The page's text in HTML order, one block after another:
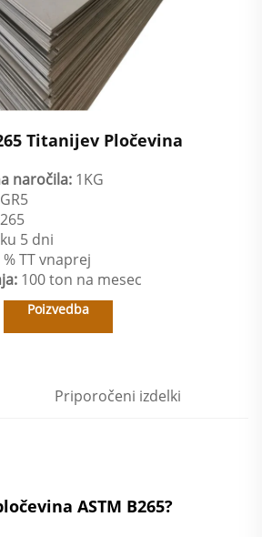
Titanijev Pločevina
naročila: 1KG
5 dni
% TT vnaprej
100 ton na mesec
Poizvedba
Priporočeni izdelki
ASTM B265?